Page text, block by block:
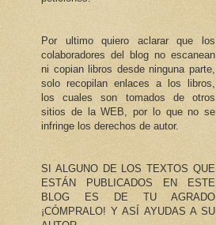
Por ultimo quiero aclarar que los
colaboradores del blog no escanean
ni copian libros desde ninguna parte,
solo recopilan enlaces a los libros,
los cuales son tomados de otros
sitios de la WEB, por lo que no se
infringe los derechos de autor.
SI ALGUNO DE LOS TEXTOS QUE
ESTÁN PUBLICADOS EN ESTE
BLOG ES DE TU AGRADO
¡CÓMPRALO! Y ASÍ AYUDAS A SU